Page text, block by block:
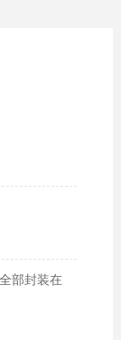
部封装在